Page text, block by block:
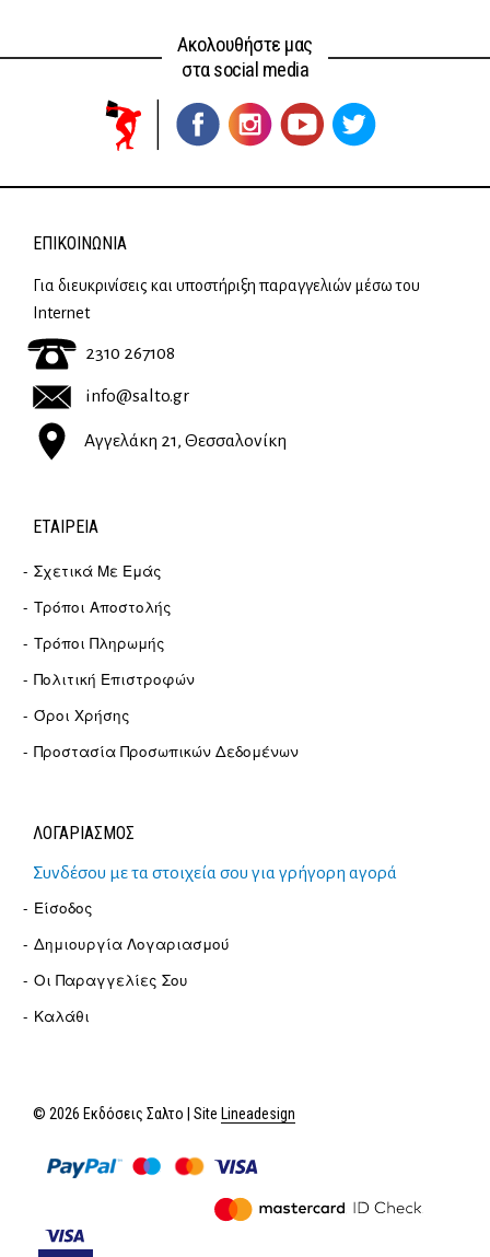
Ακολουθήστε μας
στα social media
ΕΠΙΚΟΙΝΩΝΊΑ
Για διευκρινίσεις και υποστήριξη παραγγελιών μέσω του
Internet
2310 267108
info@salto.gr
Αγγελάκη 21, Θεσσαλονίκη
ΕΤΑΙΡΕΊΑ
Σχετικά Με Εμάς
Τρόποι Αποστολής
Τρόποι Πληρωμής
Πολιτική Επιστροφών
Όροι Χρήσης
Προστασία Προσωπικών Δεδομένων
ΛΟΓΑΡΙΑΣΜΟΣ
Συνδέσου με τα στοιχεία σου για γρήγορη αγορά
Είσοδος
Δημιουργία Λογαριασμού
Οι Παραγγελίες Σου
Καλάθι
© 2026 Εκδόσεις Σαλτο | Site Lineadesign